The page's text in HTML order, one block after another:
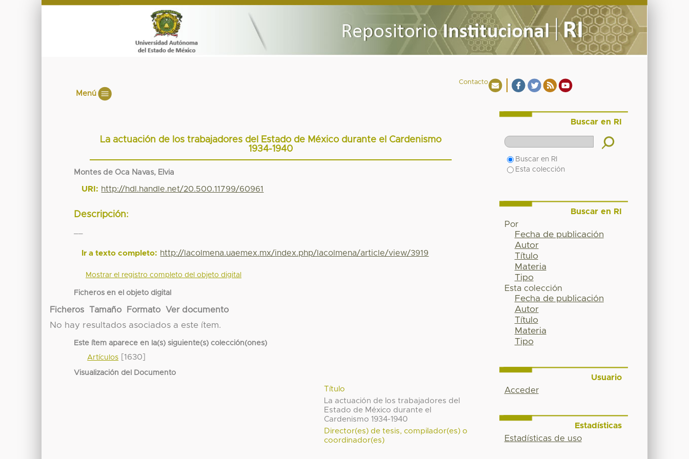
Contacto
Menú
La actuación de los trabajadores del Estado de México durante el Cardenismo
1934-1940
Montes de Oca Navas, Elvia
URI: http://hdl.handle.net/20.500.11799/60961
Descripción:
Ir a texto completo: http://lacolmena.uaemex.mx/index.php/lacolmena/article/view/3919
Mostrar el registro completo del objeto digital
Ficheros en el objeto digital
Ficheros Tamaño Formato
Ver documento
No hay resultados asociados a este ítem.
Este ítem aparece en la(s) siguiente(s) colección(ones)
Artículos [1630]
Visualización del Documento
Título
La actuación de los trabajadores del
Estado de México durante el
Cardenismo 1934-1940
Director(es) de tesis, compilador(es) o
coordinador(es)
Buscar en RI
Buscar en RI
Esta colección
Buscar en RI
Por
Fecha de publicación
Autor
Título
Materia
Tipo
Esta colección
Fecha de publicación
Autor
Título
Materia
Tipo
Usuario
Acceder
Estadísticas
Estadísticas de uso